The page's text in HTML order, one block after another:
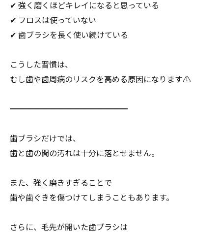
✔ 強く磨くほどキレイになると思っている
✔ フロスは使っていない
✔ 歯ブラシを長く使い続けている
こうした習慣は、
むし歯や歯周病のリスクを高める原因になります⚠
━━━━━━━━━━━━━━━
歯ブラシだけでは、
歯と歯の間の汚れは十分に落とせません。
また、強く磨きすぎることで
歯や歯ぐきを傷つけてしまうこともあります。
さらに、毛先が開いた歯ブラシは